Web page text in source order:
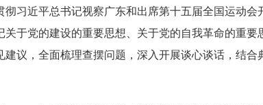
习近平总书记视察广东和出席第十五届全国运动
于党的建设的重要思想、关于党的自我革命的重
议，全面梳理查摆问题，深入开展谈心谈话，结